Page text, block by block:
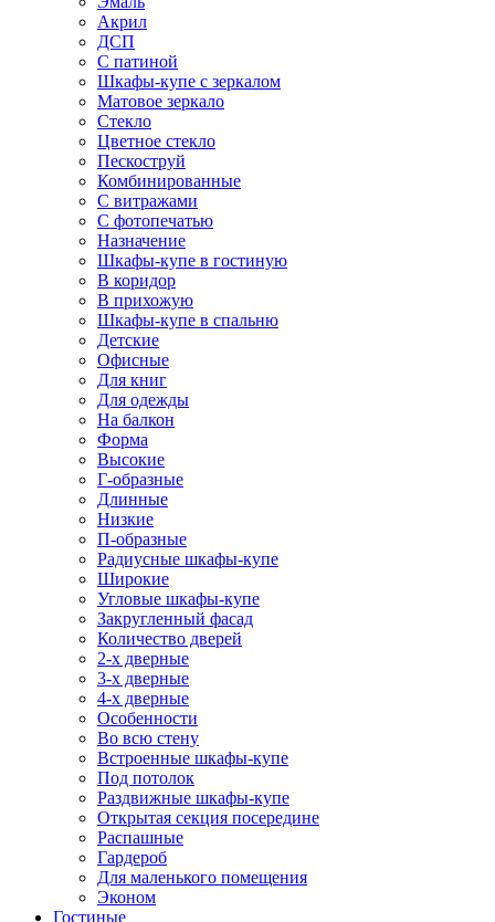
Акрил
ДСП
С патиной
Шкафы-купе с зеркалом
Матовое зеркало
Стекло
Цветное стекло
Пескоструй
Комбинированные
С витражами
С фотопечатью
Назначение
Шкафы-купе в гостиную
В коридор
В прихожую
Шкафы-купе в спальню
Детские
Офисные
Для книг
Для одежды
На балкон
Форма
Высокие
Г-образные
Длинные
Низкие
П-образные
Радиусные шкафы-купе
Широкие
Угловые шкафы-купе
Закругленный фасад
Количество дверей
2-х дверные
3-х дверные
4-х дверные
Особенности
Во всю стену
Встроенные шкафы-купе
Под потолок
Раздвижные шкафы-купе
Открытая секция посередине
Распашные
Гардероб
Для маленького помещения
Эконом
Гостиные